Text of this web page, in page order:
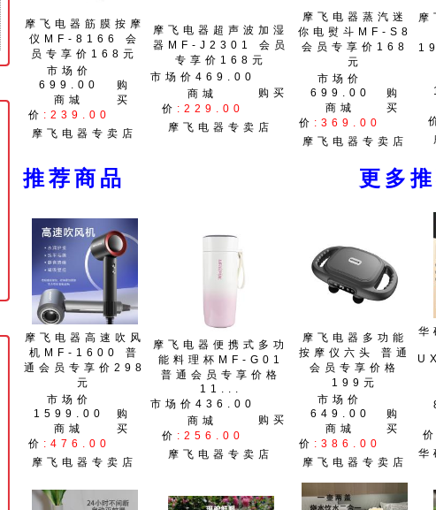
摩飞电器筋膜按摩
仪MF-8166 会
员专享价168元
市场价
699.00
购
买
商城
价 :239.00
摩飞电器专卖店
摩飞电器超声波加湿
器MF-J2301 会员
专享价168元
市场价469.00
购买
商城
价 :229.00
摩飞电器专卖店
摩飞电器蒸汽迷
你电熨斗MF-S8
会员专享价168
元
市场价
699.00
购
买
商城
价 :369.00
摩飞电器专卖店
摩
推荐商品 更多推荐
摩飞电器高速吹风
机MF-1600 普
通会员专享价298
元
市场价
1599.00
购
买
商城
价 :476.00
摩飞电器专卖店
摩飞电器便携式多功
能料理杯MF-G01
普通会员专享价格
11...
市场价436.00
购买
商城
价 :256.00
摩飞电器专卖店
摩飞电器多功能
按摩仪六头 普通
会员专享价格
199元
市场价
649.00
购
买
商城
价 :386.00
摩飞电器专卖店
华
价
华